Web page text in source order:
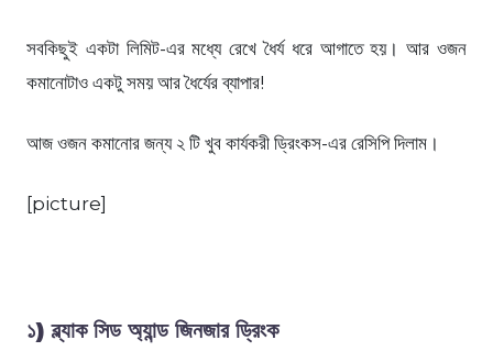
সবকিছুই একটা লিমিট-এর মধ্যে রেখে ধৈর্য ধরে আগাতে হয়। আর ওজন
কমানোটাও একটু সময় আর ধৈর্যের ব্যাপার!
আজ ওজন কমানোর জন্য ২ টি খুব কার্যকরী ড্রিংকস-এর রেসিপি দিলাম।
[picture]
১) ব্ল্যাক সিড অ্যান্ড জিনজার ড্রিংক